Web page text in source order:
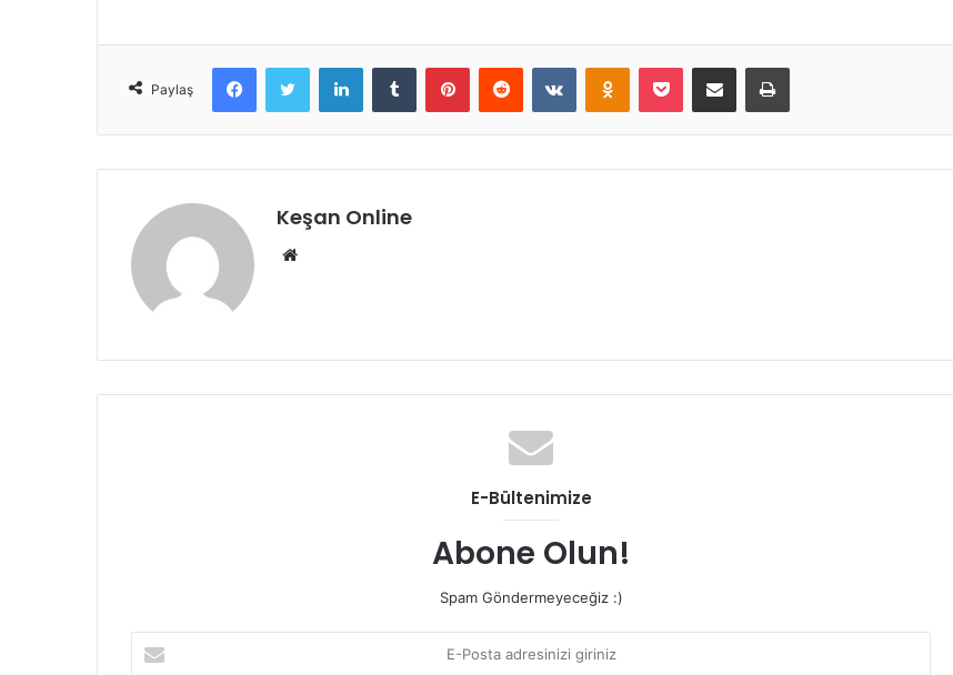
Paylaş
FacebookTwitter LinkedInTumblr PinterestReddit VKontakteOdnoklassniki
Pocket E-Posta ile paylaş Yazdır
Keşan Online
Web
E-Bültenimize
Abone Olun!
Spam Göndermeyeceğiz :)
Posta